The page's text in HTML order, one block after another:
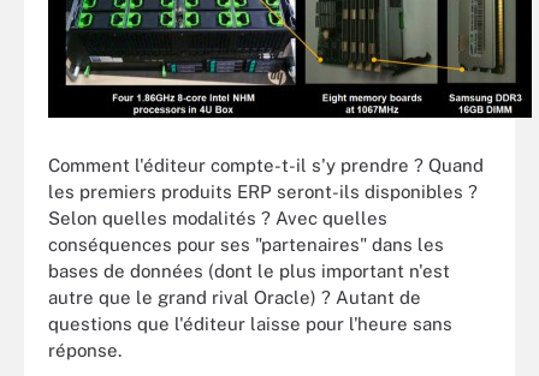
Comment l'éditeur compte-t-il s'y prendre ? Quand
les premiers produits ERP seront-ils disponibles ?
Selon quelles modalités ? Avec quelles
conséquences pour ses "partenaires" dans les
bases de données (dont le plus important n'est
autre que le grand rival Oracle) ? Autant de
questions que l'éditeur laisse pour l'heure sans
réponse.